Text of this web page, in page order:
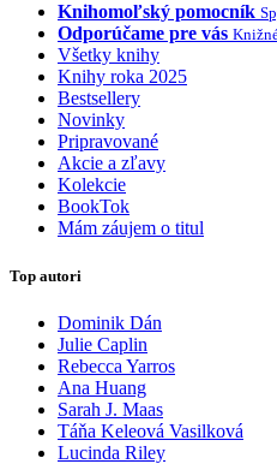
Knihomoľský pomocník
Odporúčame pre vás
Všetky knihy
Knihy roka 2025
Bestsellery
Novinky
Pripravované
Akcie a zľavy
Kolekcie
BookTok
Mám záujem o titul
Top autori
Dominik Dán
Julie Caplin
Rebecca Yarros
Ana Huang
Sarah J. Maas
Táňa Keleová Vasilková
Lucinda Riley